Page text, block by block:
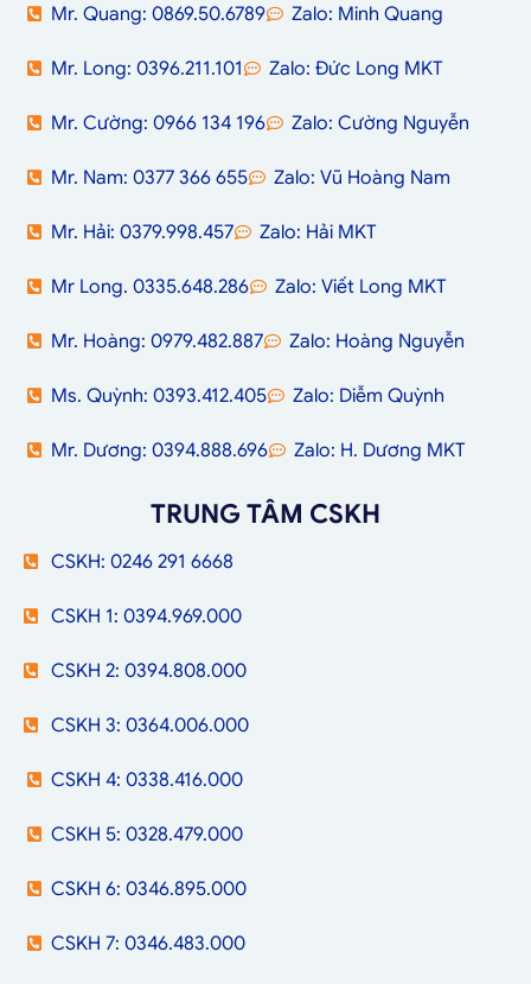
Mr. Quang: 0869.50.6789 Zalo: Minh Quang
Mr. Long: 0396.211.101 Zalo: Đức Long MKT
Mr. Cường: 0966 134 196 Zalo: Cường Nguyễn
Mr. Nam: 0377 366 655 Zalo: Vũ Hoàng Nam
Mr. Hải: 0379.998.457 Zalo: Hải MKT
Mr Long. 0335.648.286 Zalo: Viết Long MKT
Mr. Hoàng: 0979.482.887 Zalo: Hoàng Nguyễn
Ms. Quỳnh: 0393.412.405 Zalo: Diễm Quỳnh
Mr. Dương: 0394.888.696 Zalo: H. Dương MKT
TRUNG TÂM CSKH
CSKH: 0246 291 6668
CSKH 1: 0394.969.000
CSKH 2: 0394.808.000
CSKH 3: 0364.006.000
CSKH 4: 0338.416.000
CSKH 5: 0328.479.000
CSKH 6: 0346.895.000
CSKH 7: 0346.483.000